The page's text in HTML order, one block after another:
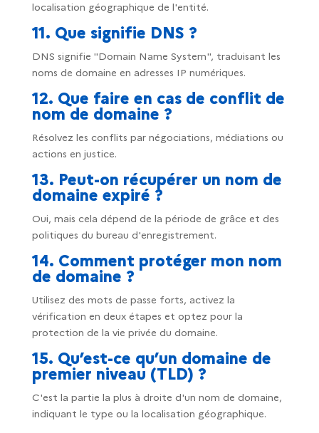
localisation géographique de l'entité.
11. Que signifie DNS ?
DNS signifie "Domain Name System", traduisant les
noms de domaine en adresses IP numériques.
12. Que faire en cas de conflit de
nom de domaine ?
Résolvez les conflits par négociations, médiations ou
actions en justice.
13. Peut-on récupérer un nom de
domaine expiré ?
Oui, mais cela dépend de la période de grâce et des
politiques du bureau d'enregistrement.
14. Comment protéger mon nom
de domaine ?
Utilisez des mots de passe forts, activez la
vérification en deux étapes et optez pour la
protection de la vie privée du domaine.
15. Qu’est-ce qu’un domaine de
premier niveau (TLD) ?
C'est la partie la plus à droite d'un nom de domaine,
indiquant le type ou la localisation géographique.